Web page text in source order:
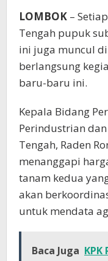
LOMBOK –
Tengah pupuk
ini juga muncul
berlangsung
baru-baru ini.
Kepala Bidang
Perindustrian
Tengah, Raden
menanggapi
tanam kedua
akan
untuk mendata
Baca Juga